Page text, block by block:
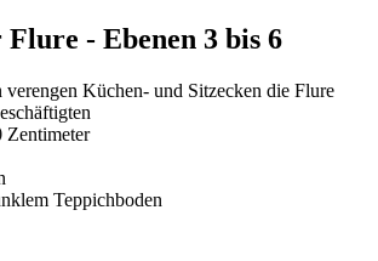
- Ebenen 3 bis 6
Küchen- und Sitzecken die Flure
Zentimeter
Teppichboden